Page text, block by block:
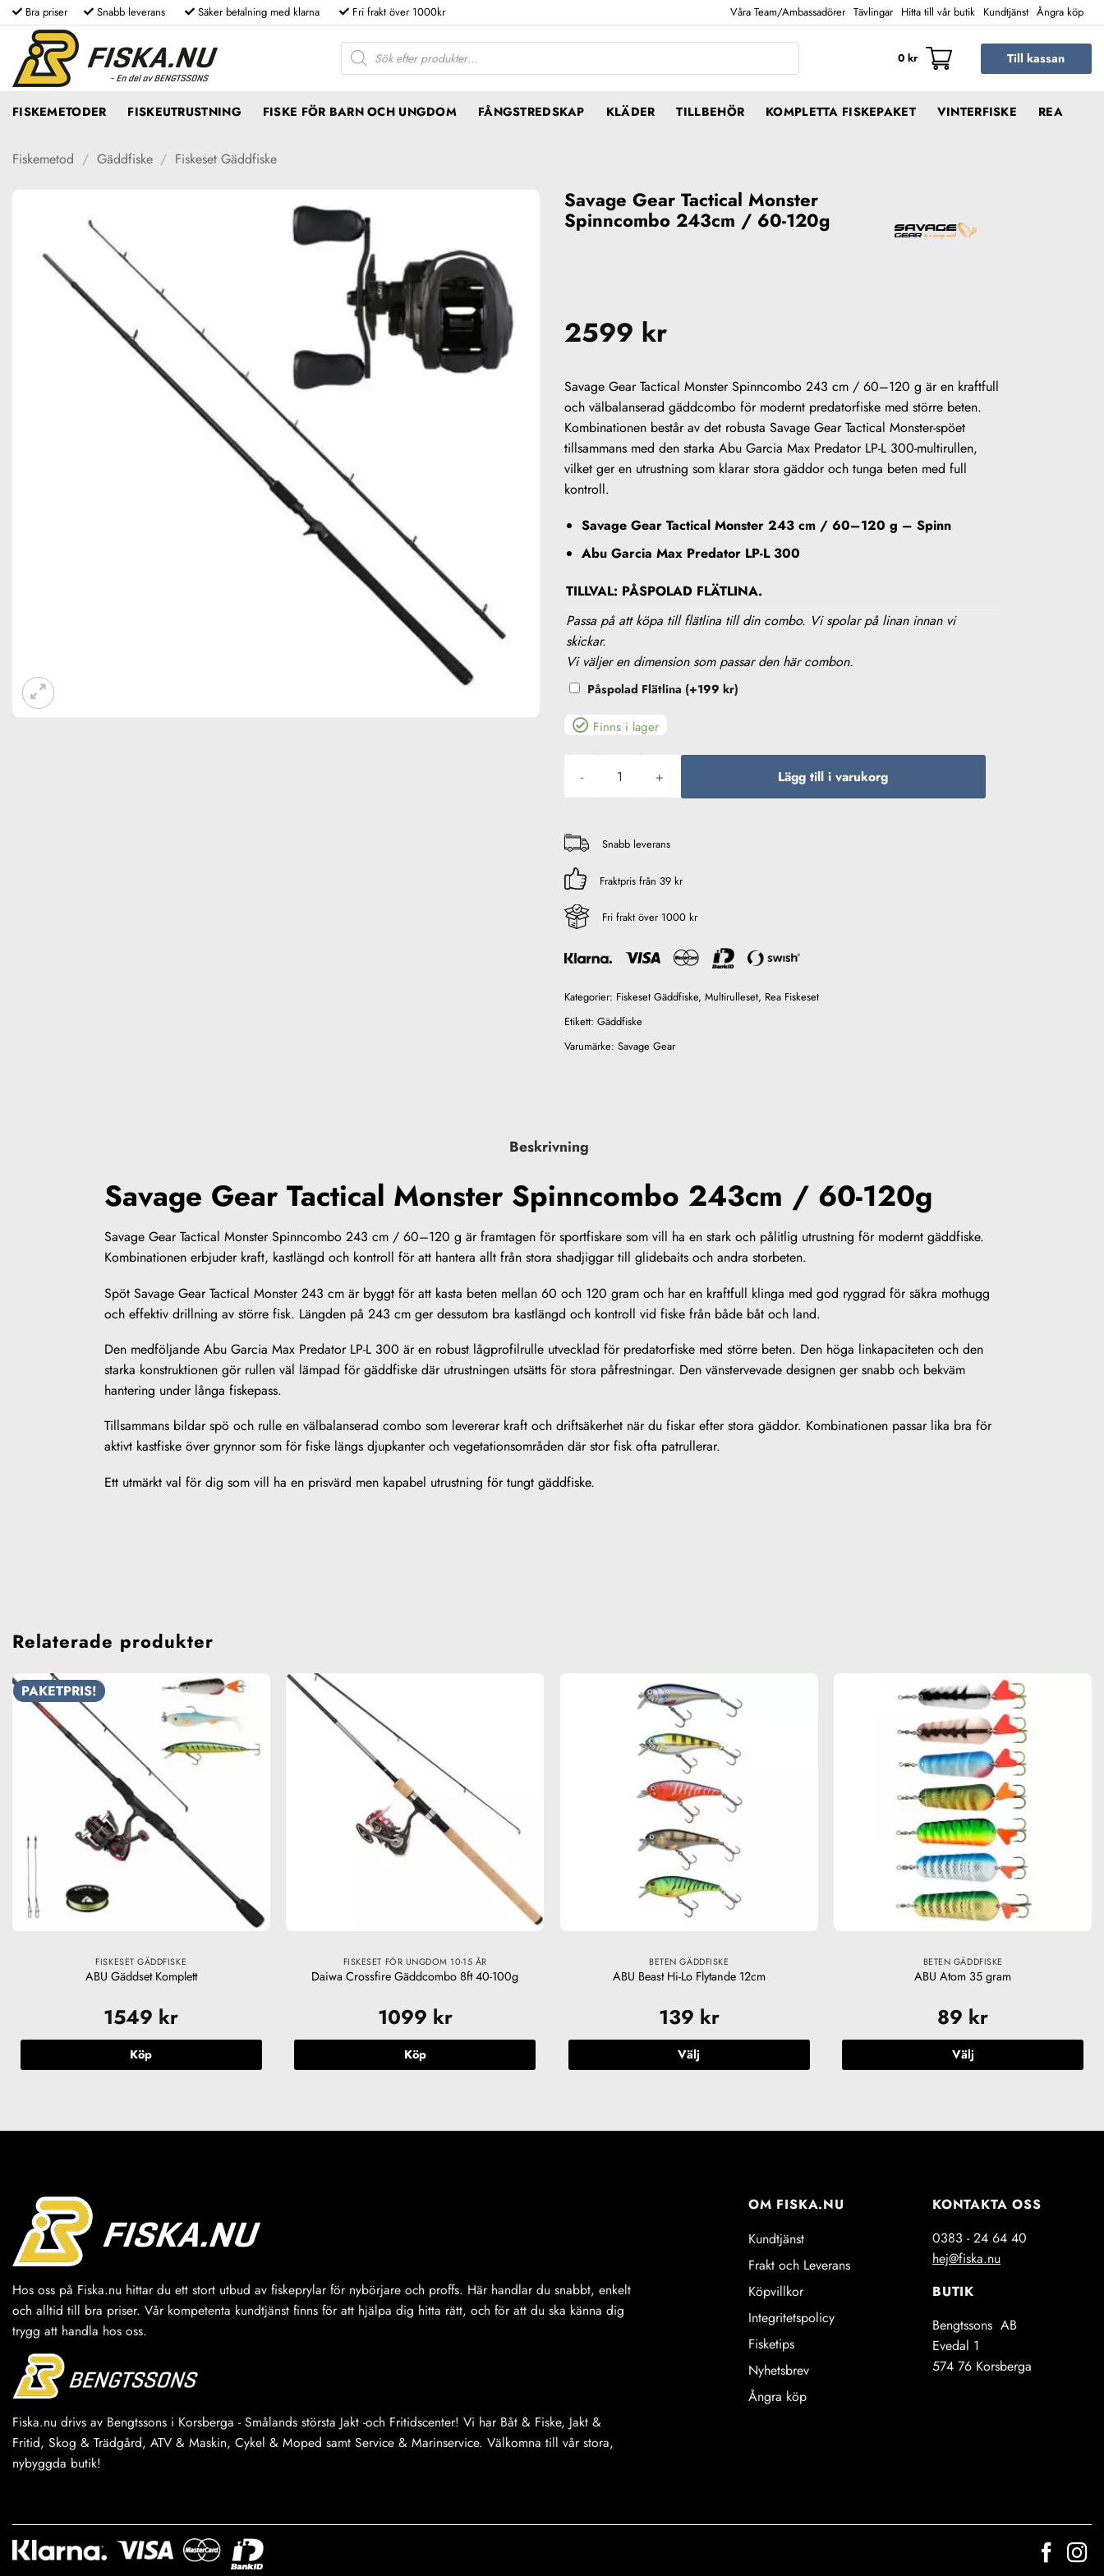
Skip
to
content
Bra priser Snabb leverans Säker betalning med klarna Fri frakt över 1000kr Våra Team/Ambassadörer Tävlingar Hitta till vår butik Kundtjänst Ångra köp
Produktsökning
0 kr Till kassan
FISKEMETODER FISKEUTRUSTNING FISKE FÖR BARN OCH UNGDOM FÅNGSTREDSKAP KLÄDER TILLBEHÖR KOMPLETTA FISKEPAKET VINTERFISKE REA
Fiskemetod / Gäddfiske / Fiskeset Gäddfiske
Savage Gear Tactical Monster
Spinncombo 243cm / 60-120g
2599 kr
Savage Gear Tactical Monster Spinncombo 243 cm / 60–120 g är en kraftfull
och välbalanserad gäddcombo för modernt predatorfiske med större beten.
Kombinationen består av det robusta Savage Gear Tactical Monster-spöet
tillsammans med den starka Abu Garcia Max Predator LP-L 300-multirullen,
vilket ger en utrustning som klarar stora gäddor och tunga beten med full
kontroll.
Savage Gear Tactical Monster 243 cm / 60–120 g – Spinn
Abu Garcia Max Predator LP-L 300
TILLVAL: PÅSPOLAD FLÄTLINA.
Passa på att köpa till flätlina till din combo. Vi spolar på linan innan vi
skickar.
Vi väljer en dimension som passar den här combon.
Påspolad Flätlina (+199 kr)
Finns i lager
Lägg till i varukorg
Snabb leverans
Fraktpris från 39 kr
Fri frakt över 1000 kr
Kategorier: Fiskeset Gäddfiske, Multirulleset, Rea Fiskeset
Etikett: Gäddfiske
Varumärke: Savage Gear
Beskrivning
Savage Gear Tactical Monster Spinncombo 243cm / 60-120g
Savage Gear Tactical Monster Spinncombo 243 cm / 60–120 g är framtagen för sportfiskare som vill ha en stark och pålitlig utrustning för modernt gäddfiske.
Kombinationen erbjuder kraft, kastlängd och kontroll för att hantera allt från stora shadjiggar till glidebaits och andra storbeten.
Spöt Savage Gear Tactical Monster 243 cm är byggt för att kasta beten mellan 60 och 120 gram och har en kraftfull klinga med god ryggrad för säkra mothugg
och effektiv drillning av större fisk. Längden på 243 cm ger dessutom bra kastlängd och kontroll vid fiske från både båt och land.
Den medföljande Abu Garcia Max Predator LP-L 300 är en robust lågprofilrulle utvecklad för predatorfiske med större beten. Den höga linkapaciteten och den
starka konstruktionen gör rullen väl lämpad för gäddfiske där utrustningen utsätts för stora påfrestningar. Den vänstervevade designen ger snabb och bekväm
hantering under långa fiskepass.
Tillsammans bildar spö och rulle en välbalanserad combo som levererar kraft och driftsäkerhet när du fiskar efter stora gäddor. Kombinationen passar lika bra för
aktivt kastfiske över grynnor som för fiske längs djupkanter och vegetationsområden där stor fisk ofta patrullerar.
Ett utmärkt val för dig som vill ha en prisvärd men kapabel utrustning för tungt gäddfiske.
Relaterade produkter
PAKETPRIS!
FISKESET GÄDDFISKE
ABU Gäddset Komplett
1549 kr
Köp
FISKESET FÖR UNGDOM 10-15 ÅR
Daiwa Crossfire Gäddcombo 8ft 40-100g
1099 kr
Köp
BETEN GÄDDFISKE
ABU Beast Hi-Lo Flytande 12cm
139 kr
Välj
har
BETEN GÄDDFISKE
ABU Atom 35 gram
89 kr
Välj
har
olika
alternativen
kan
väljas
på
Hos oss på Fiska.nu hittar du ett stort utbud av fiskeprylar för nybörjare och proffs. Här handlar du snabbt, enkelt
och alltid till bra priser. Vår kompetenta kundtjänst finns för att hjälpa dig hitta rätt, och för att du ska känna dig
trygg att handla hos oss.
Fiska.nu drivs av Bengtssons i Korsberga - Smålands största Jakt -och Fritidscenter! Vi har Båt & Fiske, Jakt &
Fritid, Skog & Trädgård, ATV & Maskin, Cykel & Moped samt Service & Marinservice. Välkomna till vår stora,
nybyggda butik!
OM FISKA.NU
Kundtjänst
Frakt och Leverans
Köpvillkor
Integritetspolicy
Fisketips
Nyhetsbrev
Ångra köp
KONTAKTA OSS
0383 - 24 64 40
hej@fiska.nu
BUTIK
Bengtssons AB
Evedal 1
574 76 Korsberga